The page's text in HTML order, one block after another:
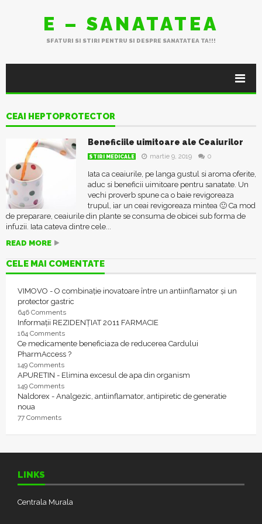
E – SANATATEA
SFATURI SI STIRI PENTRU SI DESPRE SANATATEA TA!!!
CEAI HEPTOPROTECTOR
Beneficiile uimitoare ale Ceaiurilor
STIRI MEDICALE martie 9, 2019 0
Iata ca ceaiurile, pe langa gustul si aroma oferite,
aduc si beneficii uimitoare pentru sanatate. Un
vechi proverb spune ca o baie revigoreaza
trupul, iar un ceai revigoreaza mintea 🙂 Ca mod
de preparare, ceaiurile din plante se consuma de obicei sub forma de
infuzii. Iata cateva dintre cele...
READ MORE
CELE MAI COMENTATE
VIMOVO - O combinație inovatoare între un antiinflamator și un
protector gastric
646 Comments
Informații REZIDENȚIAT 2011 FARMACIE
164 Comments
Ce medicamente beneficiaza de reducerea Cardului
PharmAccess ?
149 Comments
APURETIN - Elimina excesul de apa din organism
149 Comments
Naldorex - Analgezic, antiinflamator, antipiretic de generatie
noua
77 Comments
LINKS
Centrala Murala